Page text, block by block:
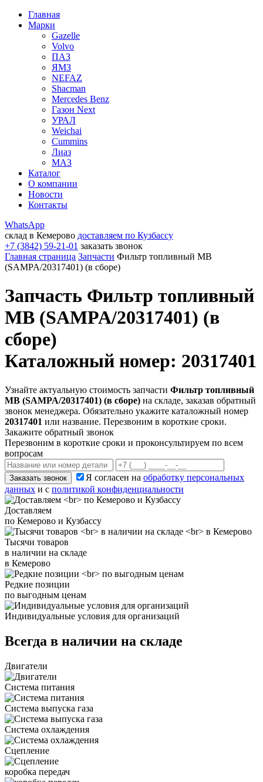
Главная
Марки
Gazelle
Volvo
ПАЗ
ЯМЗ
NEFAZ
Shacman
Mercedes Benz
Газон Next
УРАЛ
Weichai
Cummins
Лиаз
МАЗ
Каталог
О компании
Новости
Контакты
WhatsApp
склад в Кемерово доставляем по Кузбассу
+7 (3842) 59-21-01 заказать звонок
Главная страница Запчасти Фильтр топливный MB
(SAMPA/20317401) (в сборе)
Запчасть Фильтр топливный
MB (SAMPA/20317401) (в
сборе)
Каталожный номер: 20317401
Узнайте актуальную стоимость запчасти Фильтр топливный
MB (SAMPA/20317401) (в сборе) на складе, заказав обратный
звонок менеджера. Обязательно укажите каталожный номер
20317401 или название. Перезвоним в короткие сроки.
Закажите обратный звонок
Перезвоним в короткие сроки и проконсультируем по всем
вопросам
Заказать звонок Я согласен на обработку персональных
данных и с политикой конфиденциальности
Доставляем
по Кемерово и Кузбассу
Тысячи товаров
в наличии на складе
в Кемерово
Редкие позиции
по выгодным ценам
Индивидуальные условия для организаций
Всегда в наличии на складе
Двигатели
Система питания
Система выпуска газа
Система охлаждения
Сцепление
коробка передач